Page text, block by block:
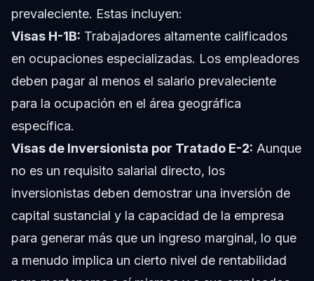
prevaleciente. Estas incluyen:
Visas H-1B: Trabajadores altamente calificados
en ocupaciones especializadas. Los empleadores
deben pagar al menos el salario prevaleciente
para la ocupación en el área geográfica
específica.
Visas de Inversionista por Tratado E-2: Aunque
no es un requisito salarial directo, los
inversionistas deben demostrar una inversión de
capital sustancial y la capacidad de la empresa
para generar más que un ingreso marginal, lo que
a menudo implica un cierto nivel de rentabilidad